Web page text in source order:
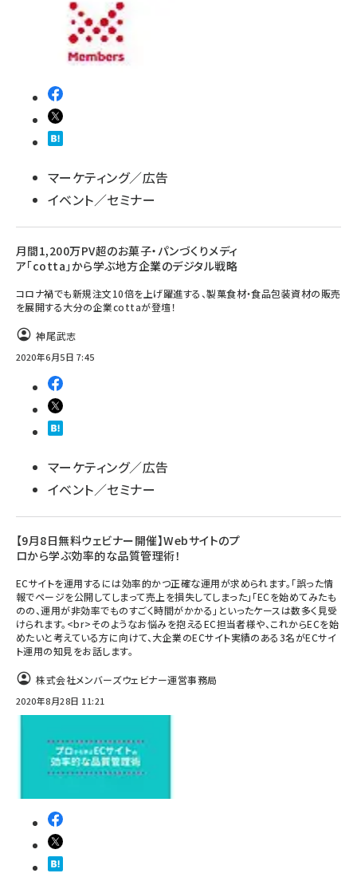
マーケティング／広告
イベント／セミナー
月間1,200万PV超のお菓子・パンづくりメディ
ア「cotta」から学ぶ地方企業のデジタル戦略
コロナ禍でも新規注文10倍を上げ躍進する、製菓⾷材・⾷品包装資材の販売
を展開する大分の企業cottaが登壇！
神尾武志
2020年6月5日 7:45
マーケティング／広告
イベント／セミナー
【9月8日無料ウェビナー開催】Webサイトのプ
ロから学ぶ効率的な品質管理術！
ECサイトを運用するには効率的かつ正確な運用が求められます。「誤った情
報でページを公開してしまって売上を損失してしまった」「ECを始めてみたも
のの、運用が非効率でものすごく時間がかかる」といったケースは数多く見受
けられます。<br>そのようなお悩みを抱えるEC担当者様や、これからECを始
めたいと考えている方に向けて、大企業のECサイト実績のある3名がECサイ
ト運用の知見をお話します。
株式会社メンバーズウェビナー運営事務局
2020年8月28日 11:21